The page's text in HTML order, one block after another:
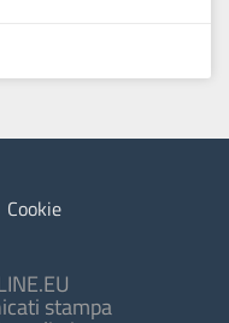
Cookie
stampa